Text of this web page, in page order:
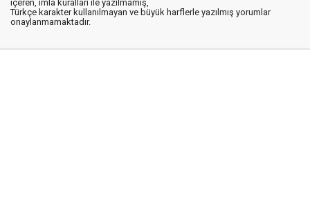
içeren, imla kuralları ile yazılmamış,
Türkçe karakter kullanılmayan ve büyük harflerle yazılmış yorumlar
onaylanmamaktadır.